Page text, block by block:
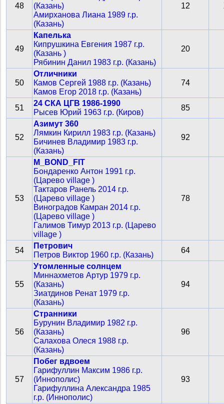
48
(Казань)
Амирханова Лиана 1989 г.р.
(Казань)
12
49
Капелька
Кипрушкина Евгения 1987 г.р.
(Казань )
Рябинин Данил 1983 г.р. (Казань)
20
50
Отличники
Камов Сергей 1988 г.р. (Казань)
Камов Егор 2018 г.р. (Казань)
74
51
24 СКА ЦГВ 1986-1990
Рысев Юрий 1963 г.р. (Киров)
85
52
Азимут 360
Лямкин Кирилл 1983 г.р. (Казань)
Бичинев Владимир 1983 г.р.
(Казань)
92
53
M_BOND_FIT
Бондаренко Антон 1991 г.р.
(Царево village )
Тактаров Ранель 2014 г.р.
(Царево village )
Виноградов Камран 2014 г.р.
(Царево village )
Галимов Тимур 2013 г.р. (Царево
village )
78
54
Петрович
Петров Виктор 1960 г.р. (Казань)
64
55
Утомленные солнцем
Миннахметов Артур 1979 г.р.
(Казань)
Зиатдинов Ренат 1979 г.р.
(Казань)
94
56
Странники
Бурунин Владимир 1982 г.р.
(Казань)
Салахова Олеся 1988 г.р.
(Казань)
96
57
Побег вдвоем
Гарифуллин Максим 1986 г.р.
(Иннополис)
Гарифуллина Александра 1985
г.р. (Иннополис)
93